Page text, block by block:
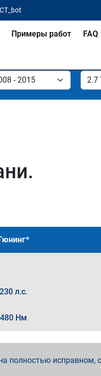
Примеры работ FAQ
230 л.с.
480 Нм
полностью исправном,